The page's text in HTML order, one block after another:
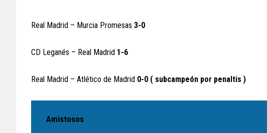
Real Madrid – Murcia Promesas 3-0
CD Leganés – Real Madrid 1-6
Real Madrid – Atlético de Madrid 0-0 ( subcampeón por penaltis )
Amistosos